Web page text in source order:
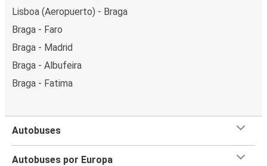
Lisboa (Aeropuerto) - Braga
Braga - Faro
Braga - Madrid
Braga - Albufeira
Braga - Fatima
Autobuses
Autobuses por Europa